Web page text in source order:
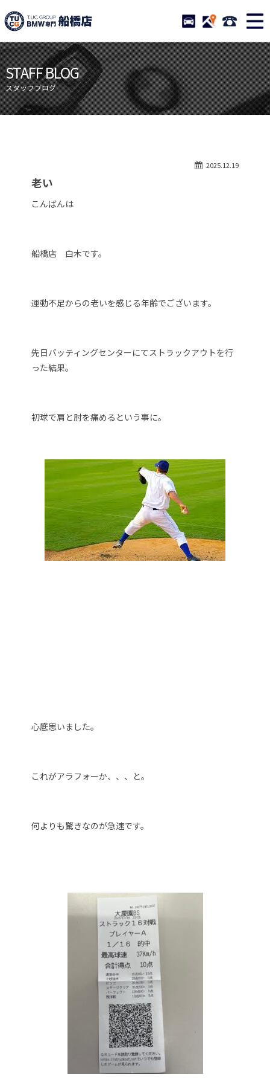
TUCグループ BMW専門 船
STOCK ACCESS 047-
ニュース
在庫リスト
目玉車両一覧
店舗紹介
保証＆サービス
アクセスマップ
自動車保険
STAFF BLOG
スタッフブログ
2025.12.19
老い
こんばんは
船橋店 白木です。
運動不足からの老いを感じる年齢でございます。
先日バッティングセンターにてストラックアウトを行
った結果。
初球で肩と肘を痛めるという事に。
心底思いました。
これがアラフォーか、、、と。
何よりも驚きなのが急速です。